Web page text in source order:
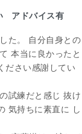
アドバイス有
た。 自分自身との
本当に良かったと
ださい感謝してい
試練だと感じ 抜け
気持ちに素直に し